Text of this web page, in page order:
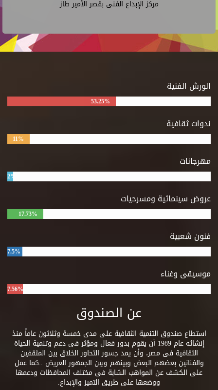
مركز الإبداع الفنى بقصر الأمير طاز
الورش الفنية
53.25%
ندوات ثقافية
11%
مهرجانات
2%
عروض سينمائية ومسرحيات
17.73%
فنون شعبية
7.5%
موسيقى وغناء
7.56%
عن الصندوق
استطاع صندوق التنمية الثقافية على مدى خمسة وثلاثون عاماً منذ
إنشائه عام 1989 أن يقوم بدور فعال ومؤثر فى دعم وتنمية الحياة
الثقافية فى مصر، وأن يمد جسور التحاور الخلاق بين المثقفين
والفنانين بعضهم البعض وبينهم وبين الجمهور العريض ..كما عمل
على الكشف عن المواهب الشابة فى مختلف المحافظات ودعمها
ووضعها على طريق التميز والإبداع.